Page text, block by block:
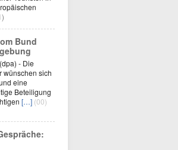
Bund
- Die
wünschen sich
eine
Beteiligung
[…] (00)